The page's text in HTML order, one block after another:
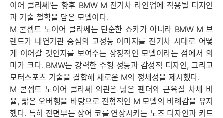
이어 클라쎄'는 향후 BMW M 전기차 라인업에 적용될 디자인
과 기술 철학을 담은 모델이다.
M 콘셉트 노이어 클라쎄는 단순한 쇼카가 아니라 BMW M 브
랜드가 내연기관 중심의 고성능 이미지를 전기차 시대로 어떻
게 이어갈 것인지를 보여주는 상징적인 모델이라는 점에서 의
미가 크다. BMW는 강력한 주행 성능과 감성적 디자인, 그리고
모터스포츠 기술을 결합해 새로운 M의 정체성을 제시했다.
M 콘셉트 노이어 클라쎄 외관은 넓은 펜더와 근육질 차체 비
율, 짧은 오버행을 바탕으로 전형적인 M 모델의 비례감을 유지
했다. 특히 전면부는 상어 코를 연상시키는 노즈 디자인과 키드